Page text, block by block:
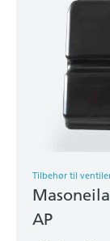
Tilbehør til
AP